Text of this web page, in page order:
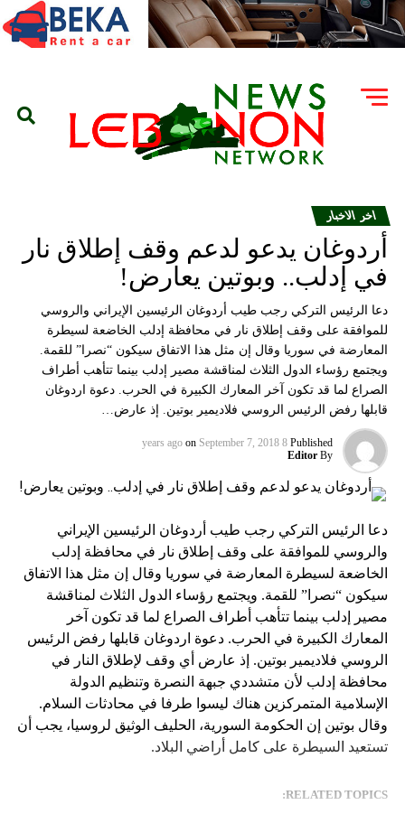
اخر الاخبار
أردوغان يدعو لدعم وقف إطلاق نار
في إدلب.. وبوتين يعارض!
دعا الرئيس التركي رجب طيب أردوغان الرئيسين الإيراني والروسي
للموافقة على وقف إطلاق نار في محافظة إدلب الخاضعة لسيطرة
المعارضة في سوريا وقال إن مثل هذا الاتفاق سيكون “نصرا” للقمة.
ويجتمع رؤساء الدول الثلاث لمناقشة مصير إدلب بينما تتأهب أطراف
الصراع لما قد تكون آخر المعارك الكبيرة في الحرب. دعوة اردوغان
قابلها رفض الرئيس الروسي فلاديمير بوتين. إذ عارض…
Published
8 years ago
on September 7, 2018
By
Editor
دعا الرئيس التركي رجب طيب أردوغان الرئيسين الإيراني
والروسي للموافقة على وقف إطلاق نار في محافظة إدلب
الخاضعة لسيطرة المعارضة في سوريا وقال إن مثل هذا الاتفاق
سيكون “نصرا” للقمة. ويجتمع رؤساء الدول الثلاث لمناقشة
مصير إدلب بينما تتأهب أطراف الصراع لما قد تكون آخر
المعارك الكبيرة في الحرب. دعوة اردوغان قابلها رفض الرئيس
الروسي فلاديمير بوتين. إذ عارض أي وقف لإطلاق النار في
محافظة إدلب لأن متشددي جبهة النصرة وتنظيم الدولة
الإسلامية المتمركزين هناك ليسوا طرفا في محادثات السلام.
وقال بوتين إن الحكومة السورية، الحليف الوثيق لروسيا، يجب أن
تستعيد السيطرة على كامل أراضي البلاد.
RELATED TOPICS: